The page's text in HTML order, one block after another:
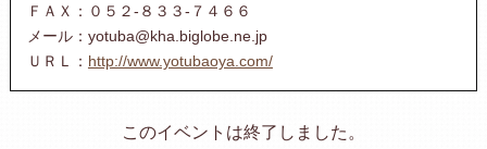
ＦＡＸ：０５２-８３３-７４６６
メール：yotuba@kha.biglobe.ne.jp
ＵＲＬ： http://www.yotubaoya.com/
このイベントは終了しました。